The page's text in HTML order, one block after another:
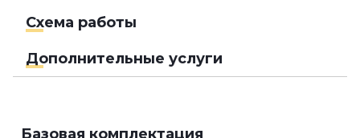
Схема работы
Дополнительные услуги
Базовая комплектация